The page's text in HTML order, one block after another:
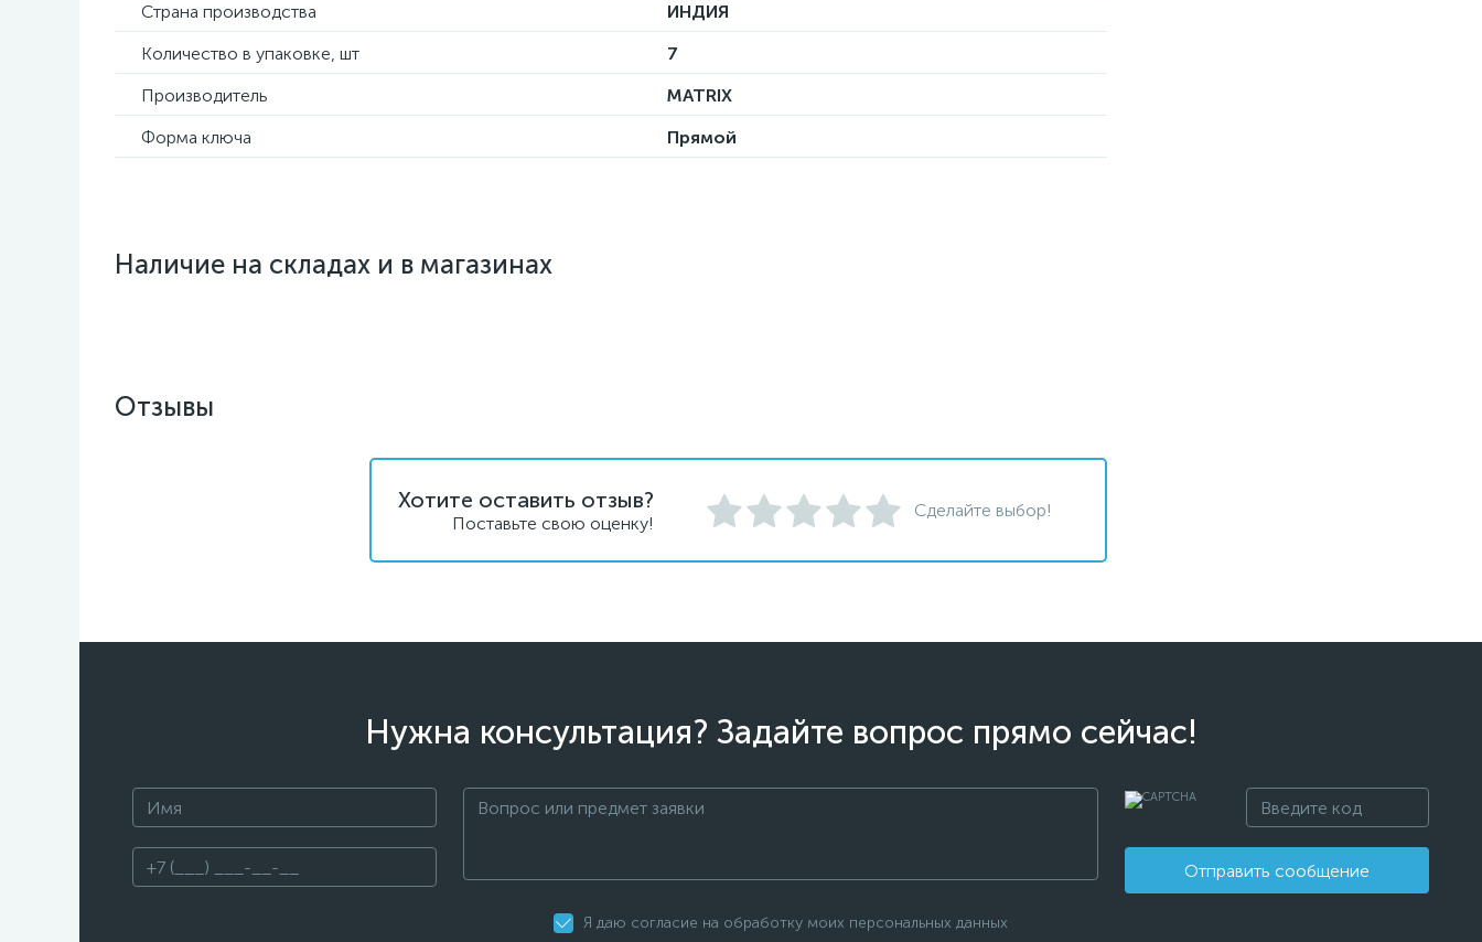
Страна производства
ИНДИЯ
Количество в упаковке, шт
7
Производитель
MATRIX
Форма ключа
Прямой
Наличие на складах и в магазинах
Отзывы
Хотите оставить отзыв?
Поставьте свою оценку!
Сделайте выбор!
Нужна консультация? Задайте вопрос прямо сейчас!
Отправить сообщение
Я даю согласие на обработку моих персональных данных